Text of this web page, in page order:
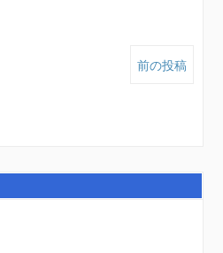
前の投稿